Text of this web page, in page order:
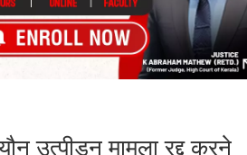
उत्पीड़न मामला रद्द करने